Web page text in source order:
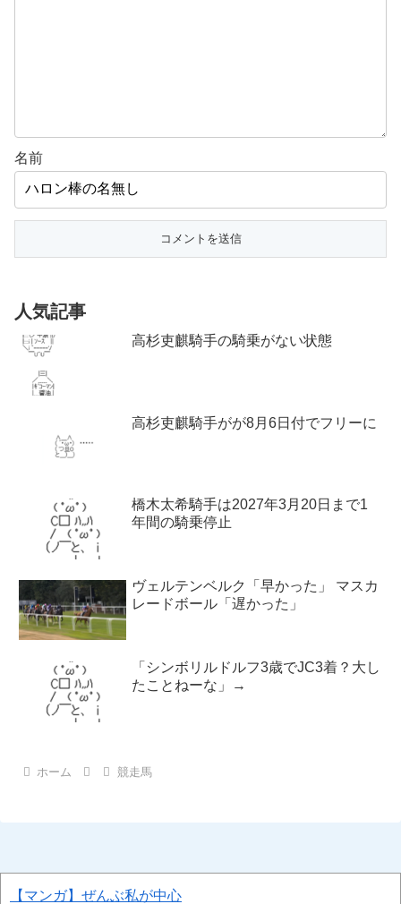
名前
人気記事
高杉吏麒騎手の騎乗がない状態
高杉吏麒騎手がが8月6日付でフリーに
橋木太希騎手は2027年3月20日まで1
年間の騎乗停止
ヴェルテンベルク「早かった」 マスカ
レードボール「遅かった」
「シンボリルドルフ3歳でJC3着？大し
たことねーな」→
ホーム 競走馬
【マンガ】ぜんぶ私が中心